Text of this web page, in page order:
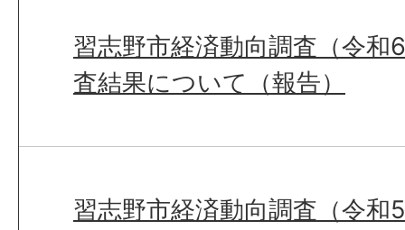
習志野市経済動向調査（令和
査結果について（報告）
習志野市経済動向調査（令和